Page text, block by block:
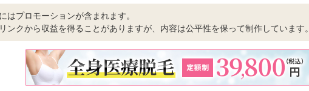
はプロモーションが含まれます。
ンクから収益を得ることがありますが、内容は公平性を保って制作しています。